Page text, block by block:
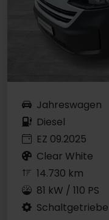
Jahreswagen
Diesel
EZ 09.2025
Clear White
14.730 km
81 kW / 110 PS
Schaltgetriebe